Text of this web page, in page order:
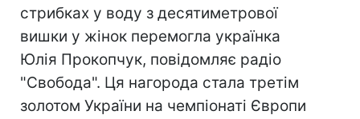
стрибках у воду з десятиметрової
вишки у жінок перемогла українка
Юлія Прокопчук, повідомляє радіо
"Свобода". Ця нагорода стала третім
золотом України на чемпіонаті Європи